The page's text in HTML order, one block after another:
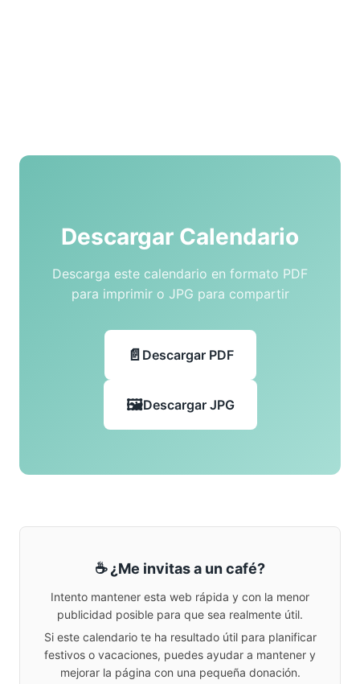
Descargar Calendario
Descarga este calendario en formato PDF
para imprimir o JPG para compartir
Descargar PDF
Descargar JPG
☕ ¿Me invitas a un café?
Intento mantener esta web rápida y con la menor
publicidad posible para que sea realmente útil.
Si este calendario te ha resultado útil para planificar
festivos o vacaciones, puedes ayudar a mantener y
mejorar la página con una pequeña donación.